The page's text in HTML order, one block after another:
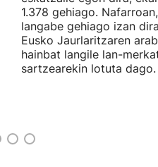
1.378 gehiago.
langabe gehiago izan
Eusko Jaurlaritzaren
hainbat langile lan-
sartzearekin lotuta dago.